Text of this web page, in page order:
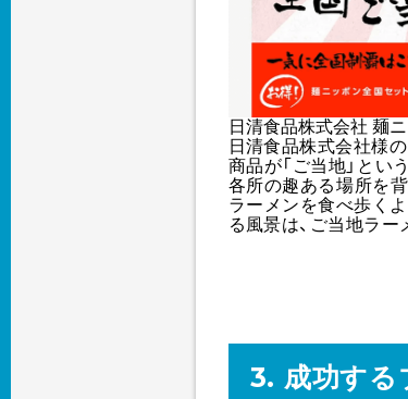
日清食品株式会社 麺
日清食品株式会社様の
商品が「ご当地」とい
各所の趣ある場所を
ラーメンを食べ歩く
る風景は、ご当地ラ
3. 成功する